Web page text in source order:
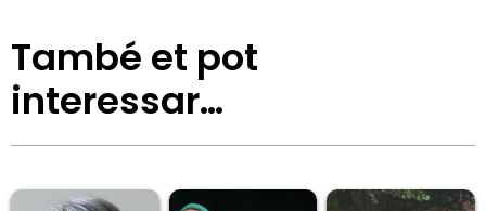
També et pot
interessar…